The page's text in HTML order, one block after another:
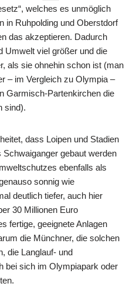
welches es unmöglich
in Ruhpolding und Oberstdorf
das akzeptieren. Dadurch
Umwelt viel größer und die
als sie ohnehin schon ist (man
– im Vergleich zu Olympia –
Garmisch-Partenkirchen die
sind).
dass Loipen und Stadien
gebaut werden
ebenfalls als
sonnig wie
deutlich tiefer, auch hier
30 Millionen Euro
fertige, geeignete Anlagen
die Münchner, die solchen
die Langlauf- und
bei sich im Olympiapark oder